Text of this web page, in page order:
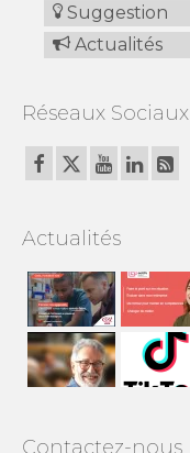
Suggestion
Actualités
Réseaux Sociaux
Actualités
Contactez-nous